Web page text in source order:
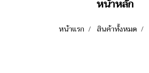
หน้าหลัก
หน้าแรก สินค้าทั้งหมด